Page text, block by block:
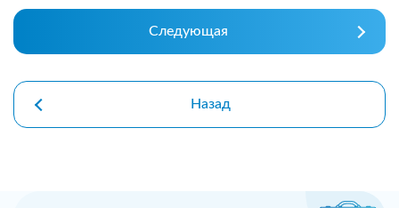
Следующая
Назад